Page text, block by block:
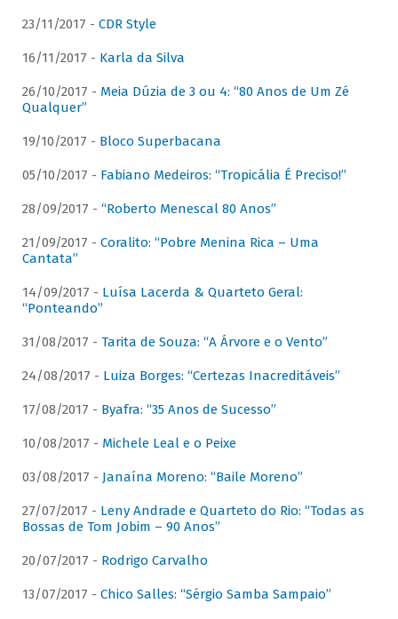
23/11/2017 - CDR Style
16/11/2017 - Karla da Silva
26/10/2017 - Meia Dúzia de 3 ou 4: “80 Anos de Um Zé
Qualquer”
19/10/2017 - Bloco Superbacana
05/10/2017 - Fabiano Medeiros: “Tropicália É Preciso!”
28/09/2017 - “Roberto Menescal 80 Anos”
21/09/2017 - Coralito: “Pobre Menina Rica – Uma
Cantata”
14/09/2017 - Luísa Lacerda & Quarteto Geral:
“Ponteando”
31/08/2017 - Tarita de Souza: “A Árvore e o Vento”
24/08/2017 - Luiza Borges: “Certezas Inacreditáveis”
17/08/2017 - Byafra: “35 Anos de Sucesso”
10/08/2017 - Michele Leal e o Peixe
03/08/2017 - Janaína Moreno: “Baile Moreno”
27/07/2017 - Leny Andrade e Quarteto do Rio: “Todas as
Bossas de Tom Jobim – 90 Anos”
20/07/2017 - Rodrigo Carvalho
13/07/2017 - Chico Salles: “Sérgio Samba Sampaio”